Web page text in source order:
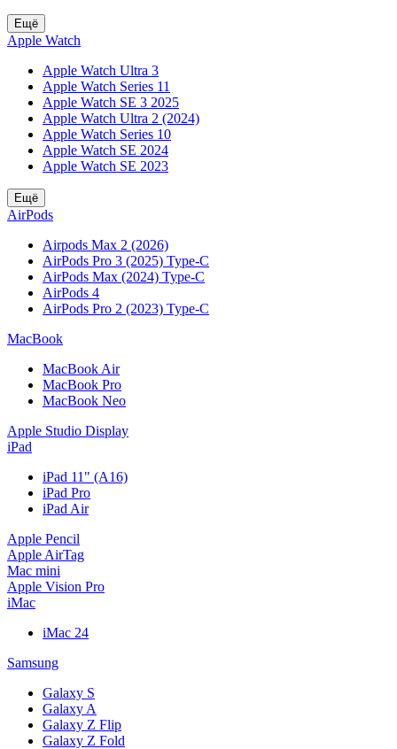
Ещё
Apple Watch
Apple Watch Ultra 3
Apple Watch Series 11
Apple Watch SE 3 2025
Apple Watch Ultra 2 (2024)
Apple Watch Series 10
Apple Watch SE 2024
Apple Watch SE 2023
Ещё
AirPods
Airpods Max 2 (2026)
AirPods Pro 3 (2025) Type-C
AirPods Max (2024) Type-C
AirPods 4
AirPods Pro 2 (2023) Type-C
MacBook
MacBook Air
MacBook Pro
MacBook Neo
Apple Studio Display
iPad
iPad 11" (A16)
iPad Pro
iPad Air
Apple Pencil
Apple AirTag
Mac mini
Apple Vision Pro
iMac
iMac 24
Samsung
Galaxy S
Galaxy A
Galaxy Z Flip
Galaxy Z Fold